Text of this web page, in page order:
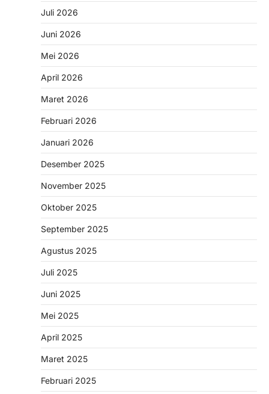
Juli 2026
Juni 2026
Mei 2026
April 2026
Maret 2026
Februari 2026
Januari 2026
Desember 2025
November 2025
Oktober 2025
September 2025
Agustus 2025
Juli 2025
Juni 2025
Mei 2025
April 2025
Maret 2025
Februari 2025